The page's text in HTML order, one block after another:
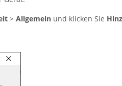
> Allgemein und klicken Sie